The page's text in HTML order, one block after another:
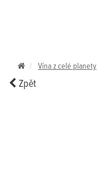
Vína z celé planety
Zpět